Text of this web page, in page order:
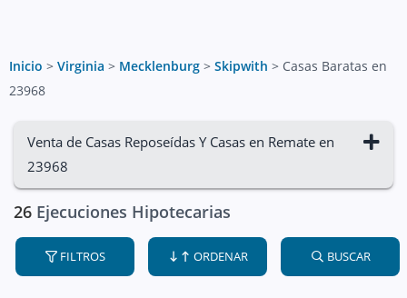
Inicio > Virginia > Mecklenburg > Skipwith > Casas Baratas en
23968
Venta de Casas Reposeídas Y Casas en Remate en
23968
26 Ejecuciones Hipotecarias
FILTROS ORDENAR BUSCAR